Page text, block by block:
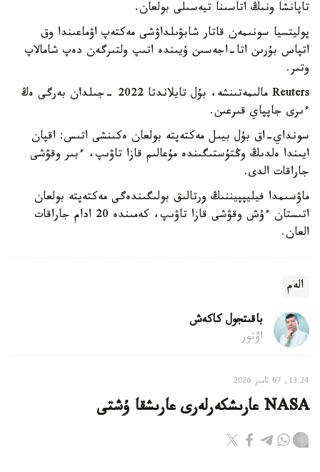
تاپانشا ونىڭ اتاسىنا تيەسىلى بولعان.
پوليتسيا سونىمەن قاتار شابۋىلداۋشى مەكتەپ اۋماعىندا وق
اتپاس بۇرىن اتا-اجەسىن ۇيىندە اتىپ ولتىرگەن دەپ شامالاپ
وتىر.
Reuters مالىمەتىنشە، بۇل تايلاندتا 2022 -جىلدان بەرگى ەڭ
ءىرى جاپپاي قىرعىن.
سونداي-اق بۇل بيىل مەكتەپتە بولعان ەكىنشى اتىس: اقپان
ايىندا ەلدىڭ وڭتۇستىگىندە مۇعالىم قازا تاۋىپ، ءبىر وقۋشى
جاراقات الدى.
ماۋسىمدا فيليپپيننىڭ ورتالىق بولىگىندەگى مەكتەپتە بولعان
اتىستان ءۇش وقۋشى قازا تاۋىپ، كەمىندە 20 ادام جاراقات
العان.
الەم
باقىتجول كاكەش
اۆتور
13:24, 07 تامىز 2026
NASA عارىشكەرلەرى عارىشقا ۇشتى